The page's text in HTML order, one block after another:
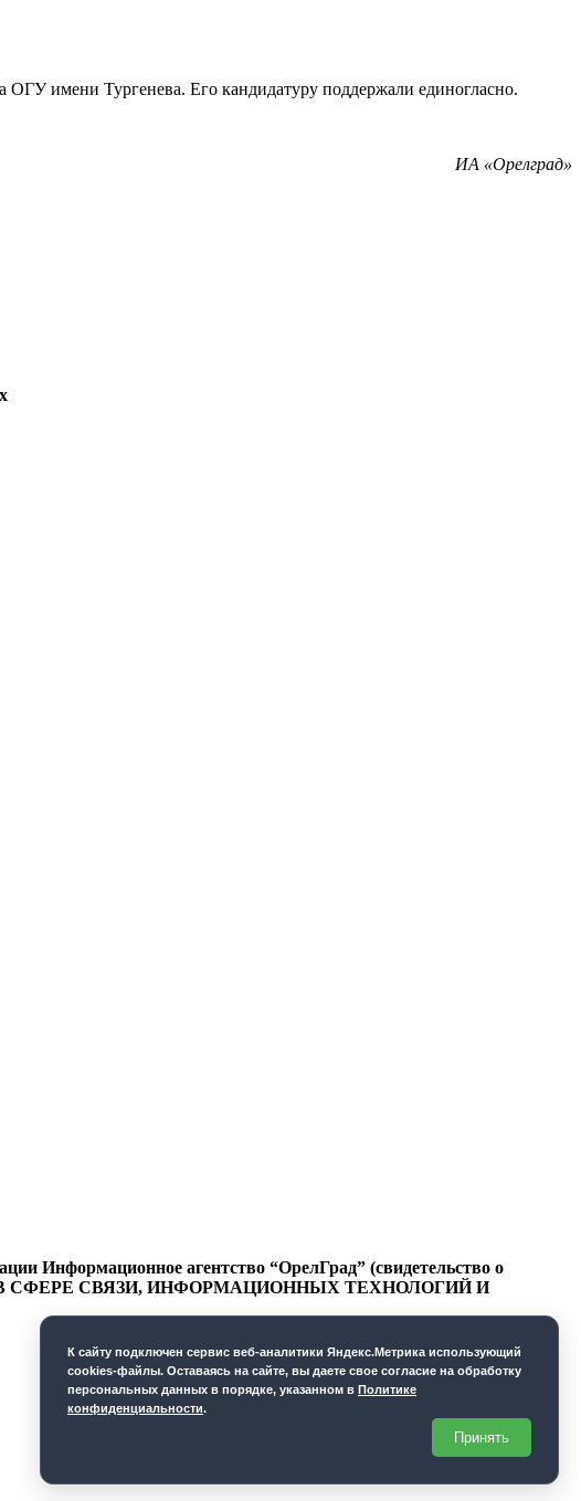
имени Тургенева. Его кандидатуру поддержали единогласно.
ИА «Орелград»
Информационное агентство “ОрелГрад” (свидетельство о
В СФЕРЕ СВЯЗИ, ИНФОРМАЦИОННЫХ ТЕХНОЛОГИЙ И
К cайту подключен сервис веб-аналитики Яндекс.Метрика использующий
cookies-файлы. Оставаясь на сайте, вы даете свое согласие на обработку
персональных данных в порядке, указанном в Политике
конфиденциальности.
Принять